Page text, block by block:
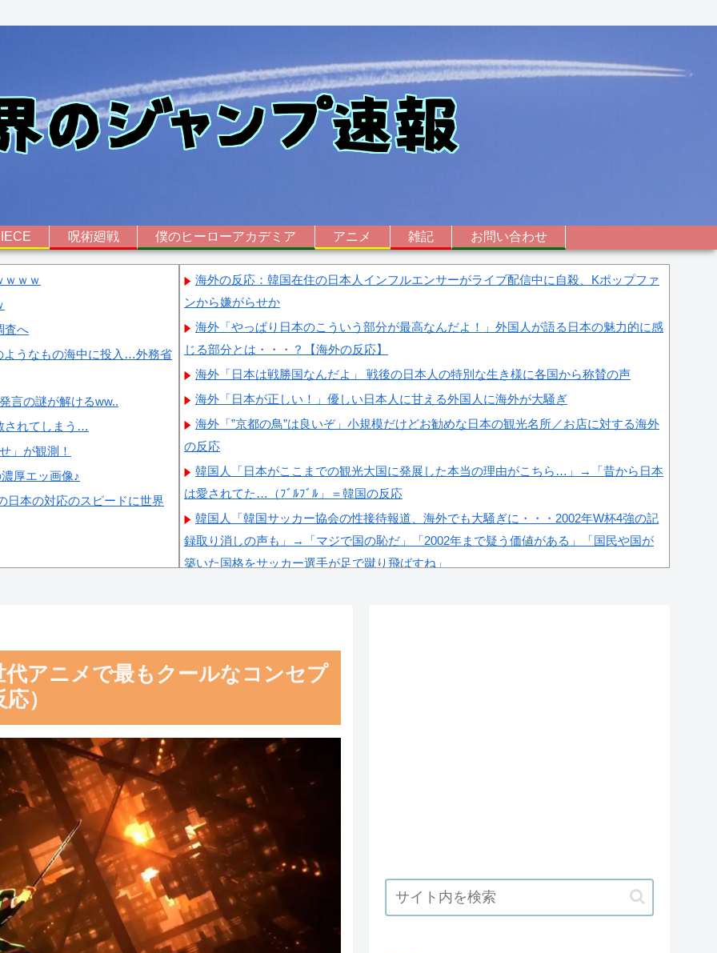
呪術廻戦 僕のヒーローアカデミア アニメ 雑記 お問い合わせ
ｗｗｗ
査へ
ようなもの海中に投入…外務省
言の謎が解けるww..
されてしまう…
」が観測！
厚エッ画像♪
日本の対応のスピードに世界
海外の反応：韓国在住の日本人インフルエンサーがライブ配信中に自殺、Kポップファ
ンから嫌がらせか
海外「やっぱり日本のこういう部分が最高なんだよ！」外国人が語る日本の魅力的に感
じる部分とは・・・？【海外の反応】
海外「日本は戦勝国なんだよ」 戦後の日本人の特別な生き様に各国から称賛の声
海外「日本が正しい！」優しい日本人に甘える外国人に海外が大騒ぎ
海外「”京都の鳥”は良いぞ」小規模だけどお勧めな日本の観光名所／お店に対する海外
の反応
韓国人「日本がここまでの観光大国に発展した本当の理由がこちら…」→「昔から日本
は愛されてた…（ﾌﾞﾙﾌﾞﾙ」＝韓国の反応
韓国人「韓国サッカー協会の性接待報道、海外でも大騒ぎに・・・2002年W杯4強の記
録取り消しの声も」→「マジで国の恥だ」「2002年まで疑う価値がある」「国民や国が
築いた国格をサッカー選手が足で蹴り飛ばすね」
韓国人「韓国サッカー協会関係者が『不適切接待は慣行だった』と衝撃発言！日韓ワー
ルドカップ4強にも疑いの視線が向けられる」
Powered by livedoor 相互RSS
アニメで最もクールなコンセプ
）